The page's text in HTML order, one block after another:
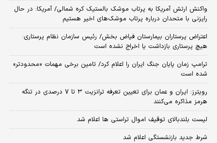
واکنش ارتش آمریکا به پرتاب موشک بالستیک کره شمالی/ آمریکا: در حال
رایزنی با متحدان درباره پرتاب موشک‌های اخیر هستیم
اعتراض پرستاران بیمارستان فیاض بخش/ رئیس سازمان نظام پرستاری:
هیچ پرستاری بازداشت یا اخراج نشده است
ترامپ زمان پایان جنگ ایران را اعلام کرد/ تامین برخی مهمات «محدودتر»
شده است
رویترز: ایران و عمان برای تعیین تعرفه ترانزیت ۳ تا ۷ درصدی در تنگه
هرمز مذاکره می‌کنند
لیست بلندبالای توقیف اموال تراستی ها اعلام شد
شرط جدید بازنشستگی اعلام شد